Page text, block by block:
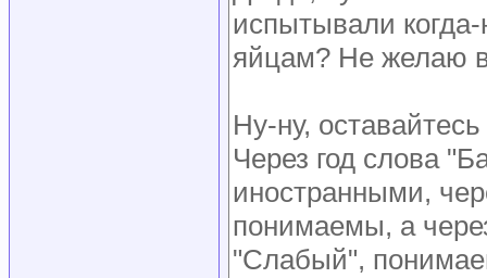
испытывали
яйцам? Не желаю
Ну-ну,
Через год слова
иностранными,
понимаемы, а
"Слабый",